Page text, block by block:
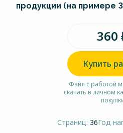
продукции (на примере
360
Купить
Файл с работой
скачать в личном
Страниц: 36Год